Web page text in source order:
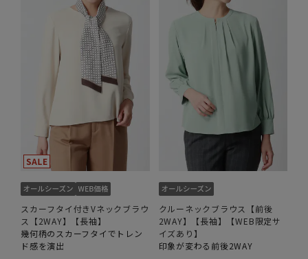
スカーフタイ付きVネックブラウ
ス【2WAY】【長袖】
幾何柄のスカーフタイでトレン
ド感を演出
クルーネックブラウス【前後
2WAY】【長袖】【WEB限定サ
イズあり】
印象が変わる前後2WAY